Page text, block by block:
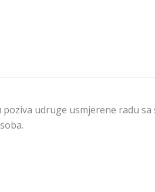
udruge usmjerene radu